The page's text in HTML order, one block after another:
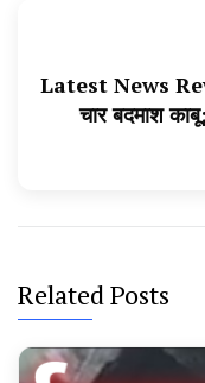
Latest News
चार बदमाश
Related Posts